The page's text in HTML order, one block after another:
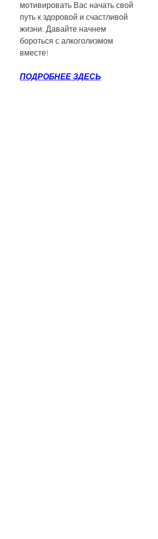
мотивировать Вас начать свой
путь к здоровой и счастливой
жизни. Давайте начнем
бороться с алкоголизмом
вместе!
ПОДРОБНЕЕ ЗДЕСЬ